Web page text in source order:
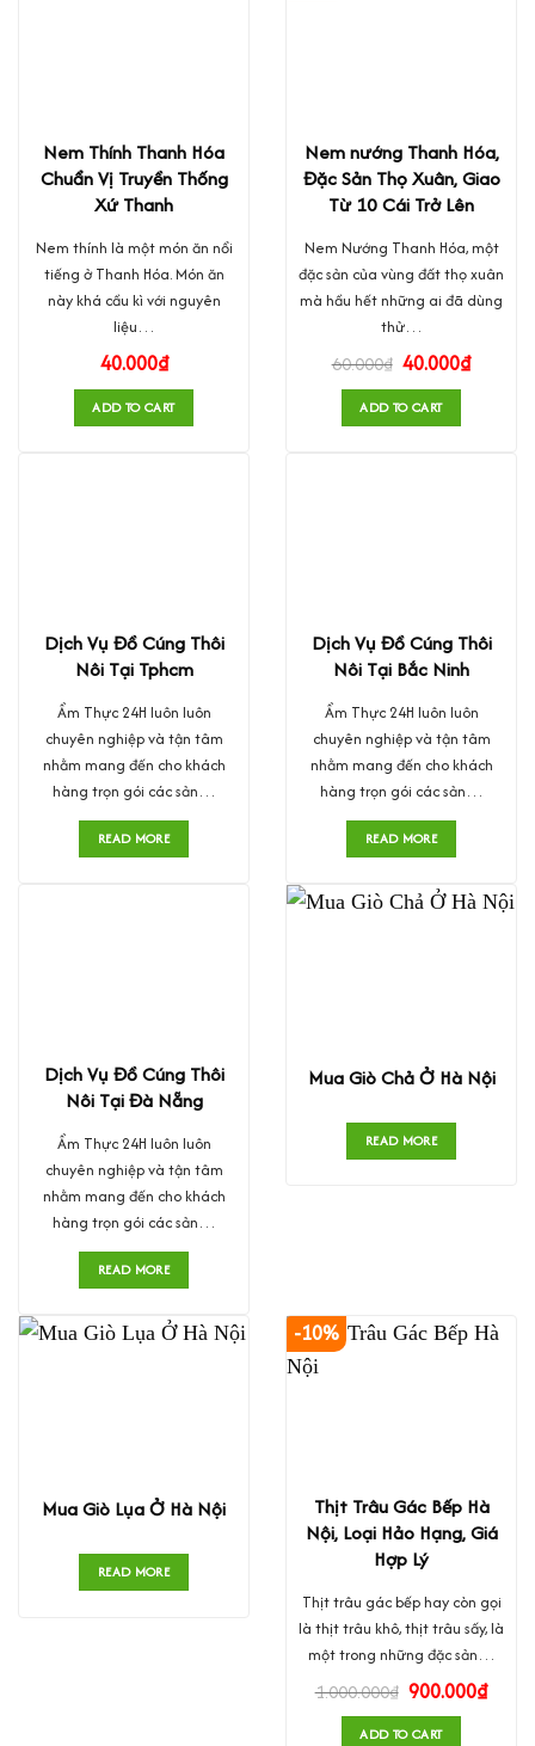
Nem Thính Thanh Hóa
Chuẩn Vị Truyền Thống
Xứ Thanh
Nem thính là một món ăn nổi
tiếng ở Thanh Hóa. Món ăn
này khá cầu kì với nguyên
liệu…
40.000₫
ADD TO CART
Nem nướng Thanh Hóa,
Đặc Sản Thọ Xuân, Giao
Từ 10 Cái Trở Lên
Nem Nướng Thanh Hóa, một
đặc sản của vùng đất thọ xuân
mà hầu hết những ai đã dùng
thử…
60.000₫ 40.000₫
ADD TO CART
Dịch Vụ Đồ Cúng Thôi
Nôi Tại Tphcm
Ẩm Thực 24H luôn luôn
chuyên nghiệp và tận tâm
nhằm mang đến cho khách
hàng trọn gói các sản…
READ MORE
Dịch Vụ Đồ Cúng Thôi
Nôi Tại Bắc Ninh
Ẩm Thực 24H luôn luôn
chuyên nghiệp và tận tâm
nhằm mang đến cho khách
hàng trọn gói các sản…
READ MORE
Dịch Vụ Đồ Cúng Thôi
Nôi Tại Đà Nẵng
Ẩm Thực 24H luôn luôn
chuyên nghiệp và tận tâm
nhằm mang đến cho khách
hàng trọn gói các sản…
READ MORE
Mua Giò Chả Ở Hà Nội
READ MORE
Mua Giò Lụa Ở Hà Nội
READ MORE
-10%
Thịt Trâu Gác Bếp Hà
Nội, Loại Hảo Hạng, Giá
Hợp Lý
Thịt trâu gác bếp hay còn gọi
là thịt trâu khô, thịt trâu sấy, là
một trong những đặc sản…
1.000.000₫ 900.000₫
ADD TO CART